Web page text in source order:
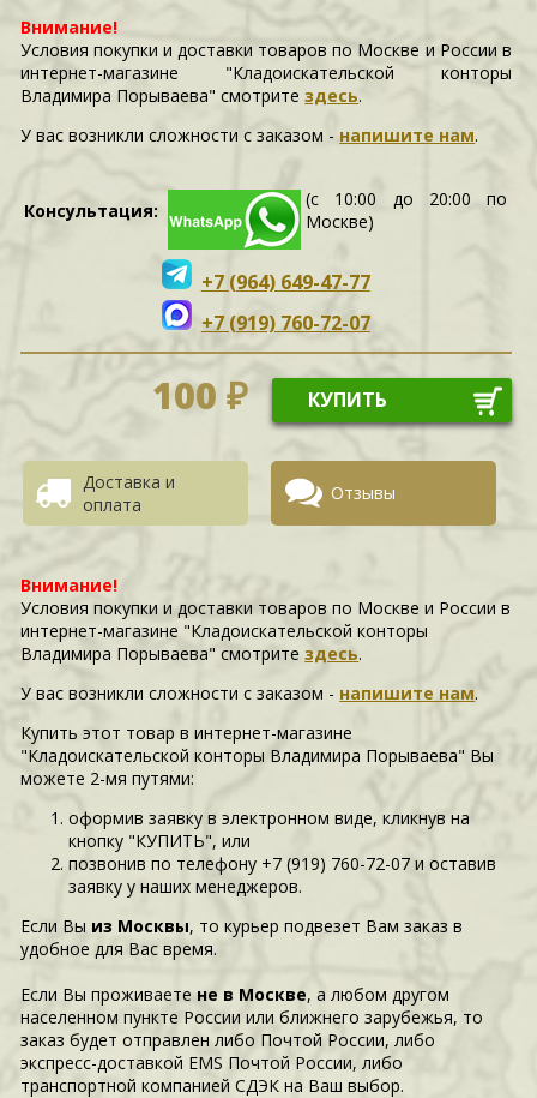
Внимание!
Условия покупки и доставки товаров по Москве и России в
интернет-магазине "Кладоискательской конторы
Владимира Порываева" смотритездесь.
У вас возникли сложности c заказом - напишите нам.
Консультация:
(с 10:00 до 20:00 по
Москве)
+7 (964) 649-47-77
+7 (919) 760-72-07
100 ₽ КУПИТЬ
Доставка и
оплата
Отзывы
Внимание!
Условия покупки и доставки товаров по Москве и России в
интернет-магазине "Кладоискательской конторы
Владимира Порываева" смотритездесь.
У вас возникли сложности c заказом - напишите нам.
Купить этот товар в интернет-магазине
"Кладоискательской конторы Владимира Порываева" Вы
можете 2-мя путями:
оформив заявку в электронном виде, кликнув на
кнопку "КУПИТЬ", или
позвонив по телефону +7 (919) 760-72-07 и оставив
заявку у наших менеджеров.
Если Вы из Москвы, то курьер подвезет Вам заказ в
удобное для Вас время.
Если Вы проживаете не в Москве, а любом другом
населенном пункте России или ближнего зарубежья, то
заказ будет отправлен либо Почтой России, либо
экспресс-доставкой EMS Почтой России, либо
транспортной компанией СДЭК на Ваш выбор.